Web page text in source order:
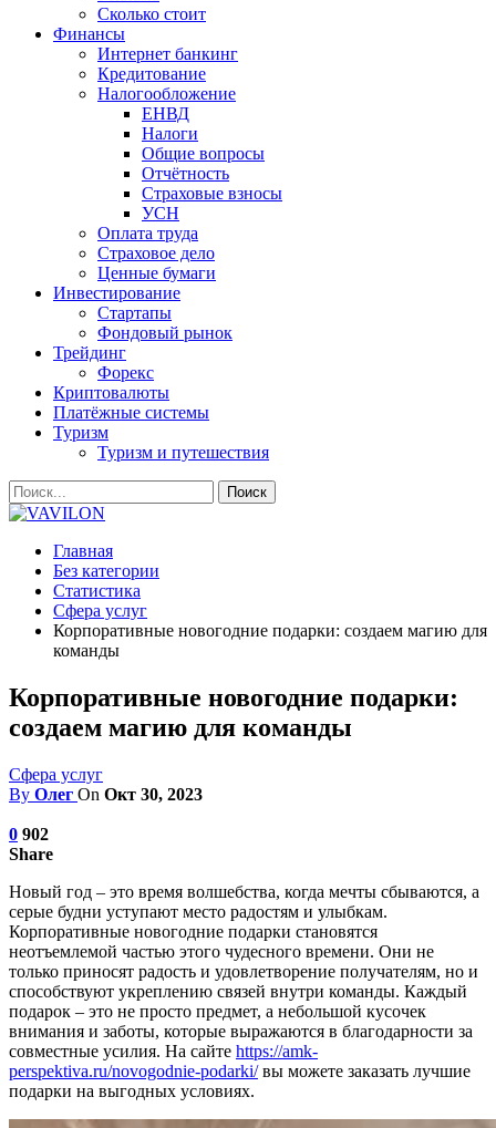
Сколько стоит
Финансы
Интернет банкинг
Кредитование
Налогообложение
ЕНВД
Налоги
Общие вопросы
Отчётность
Страховые взносы
УСН
Оплата труда
Страховое дело
Ценные бумаги
Инвестирование
Стартапы
Фондовый рынок
Трейдинг
Форекс
Криптовалюты
Платёжные системы
Туризм
Туризм и путешествия
Главная
Без категории
Статистика
Сфера услуг
Корпоративные новогодние подарки: создаем магию для
команды
Корпоративные новогодние подарки:
создаем магию для команды
Сфера услуг
By Олег On Окт 30, 2023
0 902
Share
Новый год – это время волшебства, когда мечты сбываются, а
серые будни уступают место радостям и улыбкам.
Корпоративные новогодние подарки становятся
неотъемлемой частью этого чудесного времени. Они не
только приносят радость и удовлетворение получателям, но и
способствуют укреплению связей внутри команды. Каждый
подарок – это не просто предмет, а небольшой кусочек
внимания и заботы, которые выражаются в благодарности за
совместные усилия. На сайте https://amk-
perspektiva.ru/novogodnie-podarki/вы можете заказать лучшие
подарки на выгодных условиях.